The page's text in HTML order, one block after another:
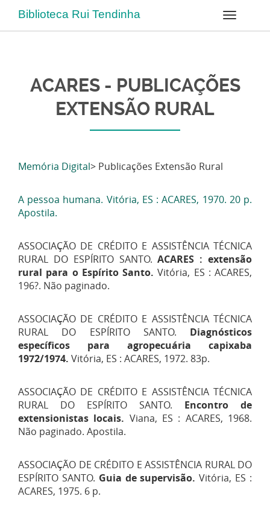
Biblioteca Rui Tendinha
ACARES - PUBLICAÇÕES
EXTENSÃO RURAL
Memória Digital> Publicações Extensão Rural
A pessoa humana. Vitória, ES : ACARES, 1970. 20 p.
Apostila.
ASSOCIAÇÃO DE CRÉDITO E ASSISTÊNCIA TÉCNICA
RURAL DO ESPÍRITO SANTO.ACARES : extensão
rural para o Espírito Santo. Vitória, ES : ACARES,
196?. Não paginado.
ASSOCIAÇÃO DE CRÉDITO E ASSISTÊNCIA TÉCNICA
RURAL DO ESPÍRITO SANTO. Diagnósticos
específicos para agropecuária capixaba
1972/1974. Vitória, ES : ACARES, 1972. 83p.
ASSOCIAÇÃO DE CRÉDITO E ASSISTÊNCIA TÉCNICA
RURAL DO ESPÍRITO SANTO. Encontro de
extensionistas locais. Viana, ES : ACARES, 1968.
Não paginado. Apostila.
ASSOCIAÇÃO DE CRÉDITO E ASSISTÊNCIA RURAL DO
ESPÍRITO SANTO. Guia de supervisão. Vitória, ES :
ACARES, 1975. 6 p.